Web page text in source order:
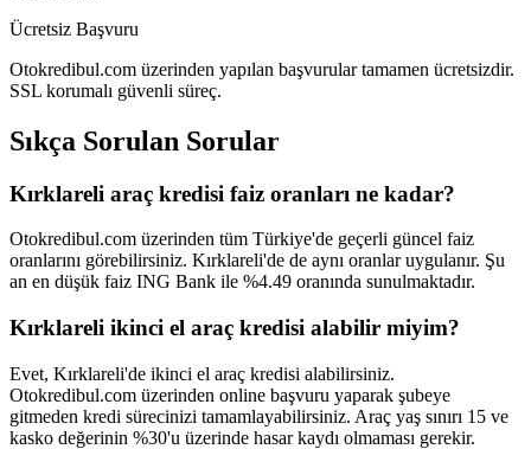
Ücretsiz Başvuru
Otokredibul.com üzerinden yapılan başvurular tamamen ücretsizdir.
SSL korumalı güvenli süreç.
Sıkça Sorulan Sorular
Kırklareli araç kredisi faiz oranları ne kadar?
Otokredibul.com üzerinden tüm Türkiye'de geçerli güncel faiz
oranlarını görebilirsiniz. Kırklareli'de de aynı oranlar uygulanır. Şu
an en düşük faiz ING Bank ile %4.49 oranında sunulmaktadır.
Kırklareli ikinci el araç kredisi alabilir miyim?
Evet, Kırklareli'de ikinci el araç kredisi alabilirsiniz.
Otokredibul.com üzerinden online başvuru yaparak şubeye
gitmeden kredi sürecinizi tamamlayabilirsiniz. Araç yaş sınırı 15 ve
kasko değerinin %30'u üzerinde hasar kaydı olmaması gerekir.